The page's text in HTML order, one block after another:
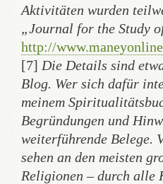
Aktivitäten wurden
„Journal for the Study
http://
[7] Die Details sind
Blog. Wer sich dafür
meinem
Begründungen und
weiterführende
sehen an den meisten
Religionen – durch alle